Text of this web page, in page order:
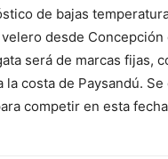
de bajas
desde
será de marcas fijas,
la costa de Paysandú.
competir en esta